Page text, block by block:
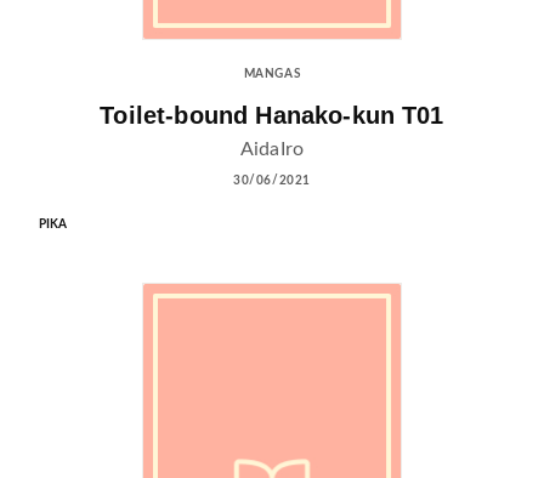
MANGAS
Toilet-bound Hanako-kun T01
AidaIro
30/06/2021
PIKA